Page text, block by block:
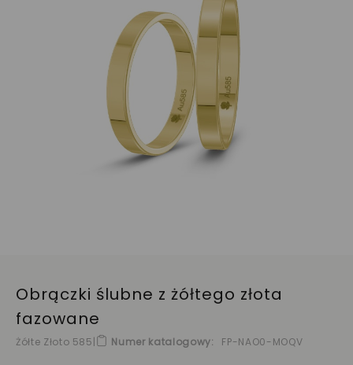
Obrączki ślubne z żółtego złota
fazowane
Żółte Złoto 585| Numer katalogowy FP-NAO0-MOQV